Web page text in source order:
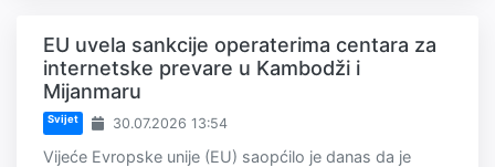
EU uvela sankcije operaterima centara za
internetske prevare u Kambodži i
Mijanmaru
Svijet 30.07.2026 13:54
Vijeće Evropske unije (EU) saopćilo je danas da je